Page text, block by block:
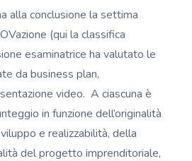
alla conclusione la settima
(qui la classifica
esaminatrice ha valutato le
da business plan,
video. A ciascuna è
in funzione dell’originalità
e realizzabilità, della
del progetto imprenditoriale,